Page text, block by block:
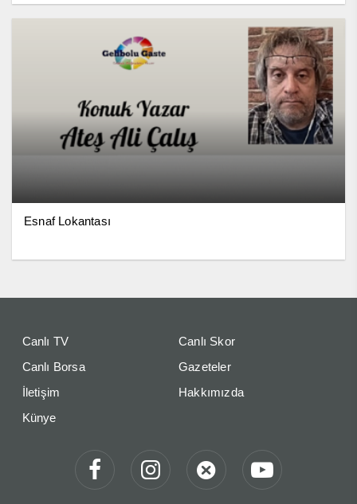
Esnaf Lokantası
Canlı TV
Canlı Skor
Canlı Borsa
Gazeteler
İletişim
Hakkımızda
Künye